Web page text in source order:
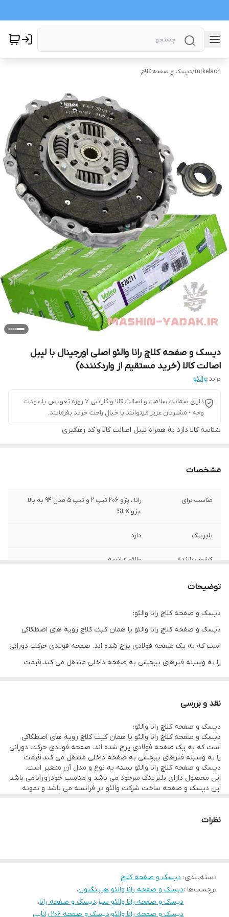
mrkelach
/دیسک و صفحه کلاچ
دیسک و صفحه کلاچ رانا والئو اصلی اورجینال با لیبل
اصالت کالا (خرید مستقیم از واردکننده)
برند:والئو
دارای صمانت سلامت و اصالت کالا و گارانتی 7 روزه تعویض یا عودت
وجه - مشتریان عزیز میتوانند با خیال راحت خرید بفرمایند.
شناسه کالا دارد به همراه لیبل اصالت کالا و کد رهگیری
مشخصات
مناسب برای
رانا ، پژو 206 تیپ 2 و تیپ 5 مدل 94 به بالا
،پژو SLX
بلبرینگ دارد
کشور سازنده والئو فرانسه
توضیحات
توضیحات
دیسک و صفحه کلاچ رانا والئو:
دیسک و صفحه کلاچ رانا والئو یا همان کیت کلاچ رویه های اصطکاکی
است که به یک صفحه فولادی پرچ شده اند. صفحه فولادی حرکت دورانی
را به وسیله فنرهای پیچشی به صفحه داخلی منتقل می کند.قیمت
این دیسک و صفحه ساخت شرکت والئو در فرانسه می باشد و نمونه
اصلی آن می باشد.
درباره شرکت والئو (valeo):
در سال ۱۹۲۳ با نام The Société Anonyme Française du
نقد و بررسی
دیسک و صفحه کلاچ رانا والئو:
دیسک و صفحه کلاچ رانا والئو یا همان کیت کلاچ رویه های اصطکاکی
است که به یک صفحه فولادی پرچ شده اند. صفحه فولادی حرکت دورانی
را به وسیله فنرهای پیچشی به صفحه داخلی منتقل می کند.قیمت
دیسک و صفحه کلاچ رانا والئو بسته به نوع و مدل آن متغیر است.
این محصول دارای بلبرینگ سرخود می باشد و مناسب خودرو رانا می باشد.
این دیسک و صفحه ساخت شرکت والئو در فرانسه می باشد و نمونه
نظرات
دسته‌بندی: دیسک و صفحه کلاچ
برچسب‌ها :دیسک و صفحه رانا والئو هرینگتون،
دیسک و صفحه رانا والئو سبز،دیسک و صفحه رانا،
دیسک و صفحه رانا والئو،دیسک و صفحه 206 رانایی